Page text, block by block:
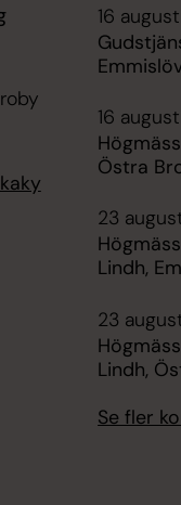
16
16
Östra
23
Lindh,
23
Lindh,
Se fler